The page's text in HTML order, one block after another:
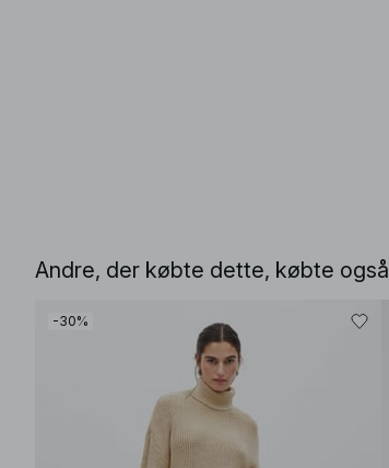
Andre, der købte dette, købte også
-30%